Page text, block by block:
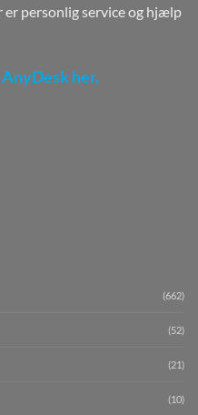
er personlig service og hjælp
her.
(662)
(52)
(21)
(10)